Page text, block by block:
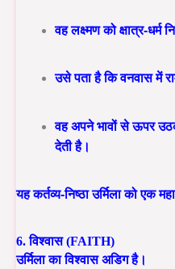
वह लक्ष्मण को क्षात्र-
उसे पता है कि वनवास में
वह अपने भावों से ऊपर
देती है।
यह कर्तव्य-निष्ठा उर्मिला को एक
6. विश्वास (FAITH)
उर्मिला का विश्वास अडिग है।